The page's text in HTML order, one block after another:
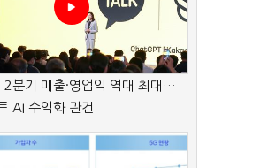
2분기 매출·영업익 역대 최대…
AI 수익화 관건